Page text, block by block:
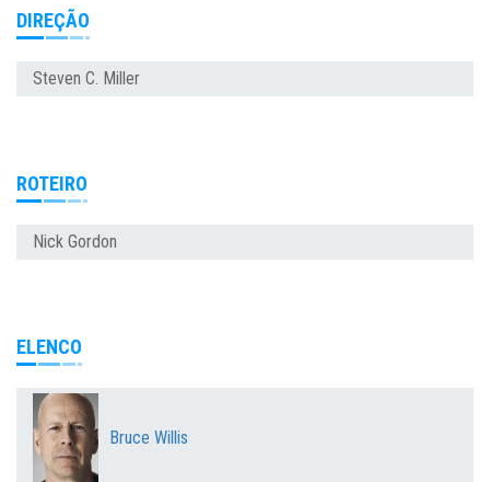
DIREÇÃO
Steven C. Miller
ROTEIRO
Nick Gordon
ELENCO
Bruce Willis